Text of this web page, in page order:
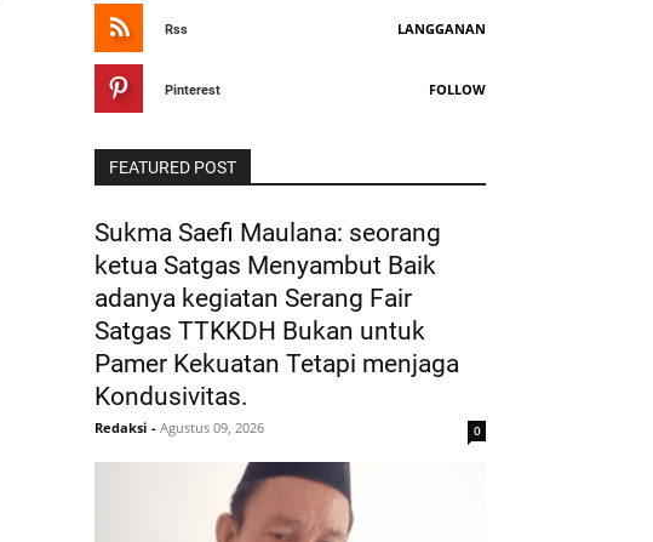
Rss LANGGANAN
Pinterest FOLLOW
FEATURED POST
Sukma Saefi Maulana: seorang
ketua Satgas Menyambut Baik
adanya kegiatan Serang Fair
Satgas TTKKDH Bukan untuk
Pamer Kekuatan Tetapi menjaga
Kondusivitas.
Redaksi - Agustus 09, 2026 0